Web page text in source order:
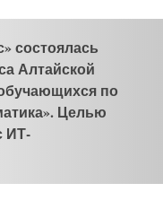
состоялась
Алтайской
по
Целью
ИТ-